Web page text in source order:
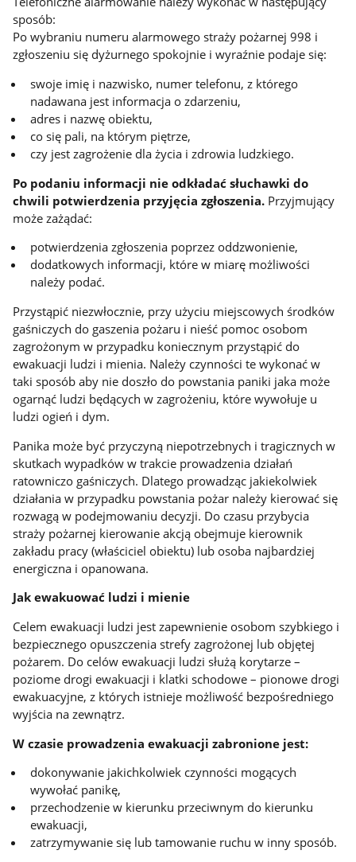
sposób:
Po wybraniu numeru alarmowego straży pożarnej 998 i
zgłoszeniu się dyżurnego spokojnie i wyraźnie podaje się:
swoje imię i nazwisko, numer telefonu, z którego
nadawana jest informacja o zdarzeniu,
adres i nazwę obiektu,
co się pali, na którym piętrze,
czy jest zagrożenie dla życia i zdrowia ludzkiego.
Po podaniu informacji nie odkładać słuchawki do
chwili potwierdzenia przyjęcia zgłoszenia. Przyjmujący
może zażądać:
potwierdzenia zgłoszenia poprzez oddzwonienie,
dodatkowych informacji, które w miarę możliwości
należy podać.
Przystąpić niezwłocznie, przy użyciu miejscowych środków
gaśniczych do gaszenia pożaru i nieść pomoc osobom
zagrożonym w przypadku koniecznym przystąpić do
ewakuacji ludzi i mienia. Należy czynności te wykonać w
taki sposób aby nie doszło do powstania paniki jaka może
ogarnąć ludzi będących w zagrożeniu, które wywołuje u
ludzi ogień i dym.
Panika może być przyczyną niepotrzebnych i tragicznych w
skutkach wypadków w trakcie prowadzenia działań
ratowniczo gaśniczych. Dlatego prowadząc jakiekolwiek
działania w przypadku powstania pożar należy kierować się
rozwagą w podejmowaniu decyzji. Do czasu przybycia
straży pożarnej kierowanie akcją obejmuje kierownik
zakładu pracy (właściciel obiektu) lub osoba najbardziej
energiczna i opanowana.
Jak ewakuować ludzi i mienie
Celem ewakuacji ludzi jest zapewnienie osobom szybkiego i
bezpiecznego opuszczenia strefy zagrożonej lub objętej
pożarem. Do celów ewakuacji ludzi służą korytarze –
poziome drogi ewakuacji i klatki schodowe – pionowe drogi
ewakuacyjne, z których istnieje możliwość bezpośredniego
wyjścia na zewnątrz.
W czasie prowadzenia ewakuacji zabronione jest:
dokonywanie jakichkolwiek czynności mogących
wywołać panikę,
przechodzenie w kierunku przeciwnym do kierunku
ewakuacji,
zatrzymywanie się lub tamowanie ruchu w inny sposób.